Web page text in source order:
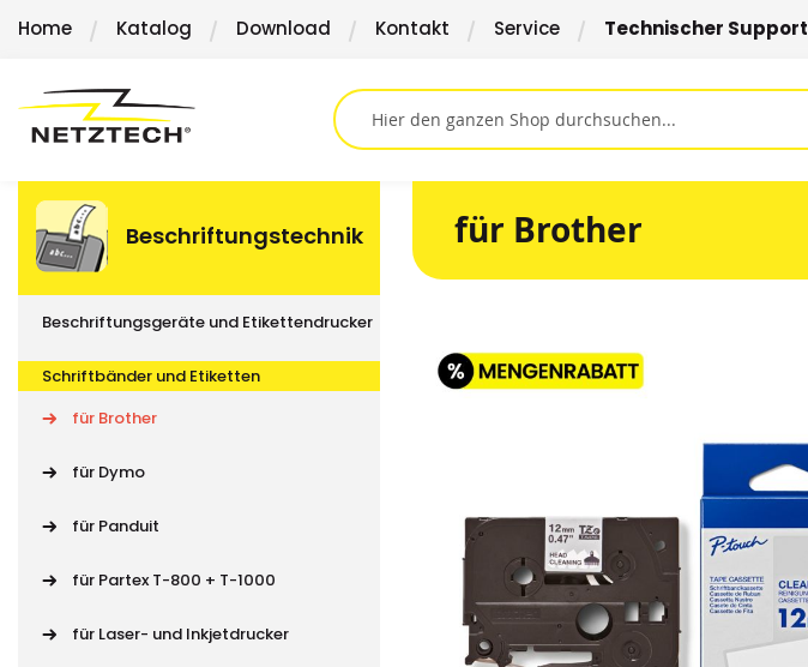
Direkt
Home Katalog Download Kontakt Service Technischer Support
Beschriftungstechnik
Beschriftungsgeräte und Etikettendrucker
Schriftbänder und Etiketten
für Brother
für Dymo
für Panduit
für Partex T-800 + T-1000
für Laser- und Inkjetdrucker
für Brother
zum